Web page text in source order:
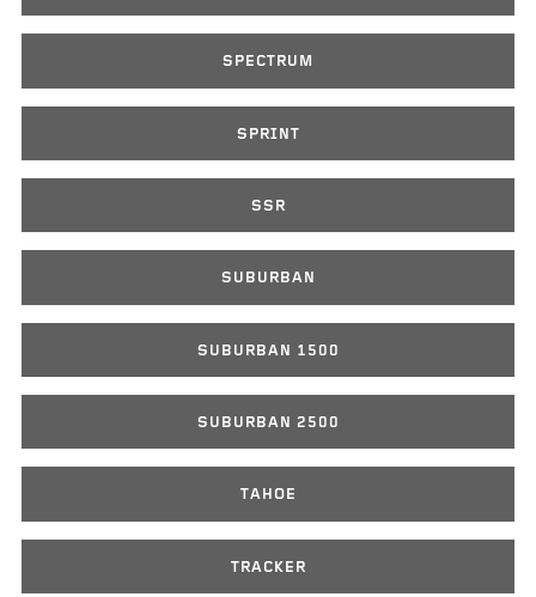
SPECTRUM
SPRINT
SSR
SUBURBAN
SUBURBAN 1500
SUBURBAN 2500
TAHOE
TRACKER